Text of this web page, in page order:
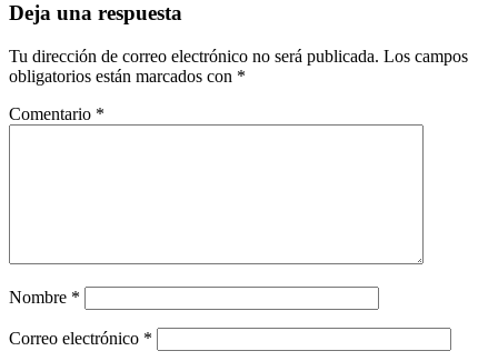
Deja una respuesta
Tu dirección de correo electrónico no será publicada. Los campos
obligatorios están marcados con *
Comentario *
Nombre *
Correo electrónico *